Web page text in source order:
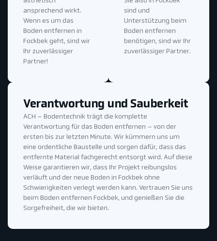
sind und
Unterstützung beim
Boden entfernen
benötigen, sind wir Ihr
zuverlässiger Partner.
ansprechend wirkt.
Wenn es um das
Boden entfernen in
Fockbek geht, sind wir
Ihr zuverlässiger
Partner!
Verantwortung und Sauberkeit
ACH – Bodentechnik trägt die komplette
Verantwortung für das Boden entfernen – von der
ersten bis zur letzten Minute. Wir kümmern uns um
eine ordentliche Baustelle und sorgen dafür, dass das
entfernte Material fachgerecht entsorgt wird. Auf diese
Weise garantieren wir, dass Ihr Projekt reibungslos
verläuft und der neue Boden in Fockbek ohne
Schwierigkeiten verlegt werden kann. Vertrauen Sie uns
beim Boden entfernen Fockbek, und genießen Sie die
Sorgefreiheit, die wir bieten.